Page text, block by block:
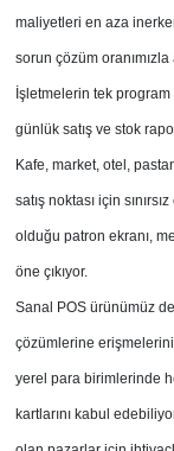
maliyetleri en aza
sorun çözüm
İşletmelerin tek
günlük satış ve stok
Kafe, market, otel,
satış noktası için
olduğu patron ekranı,
öne çıkıyor.
Sanal POS ürünümüz
çözümlerine erişmelerini
yerel para birimlerinde
kartlarını kabul